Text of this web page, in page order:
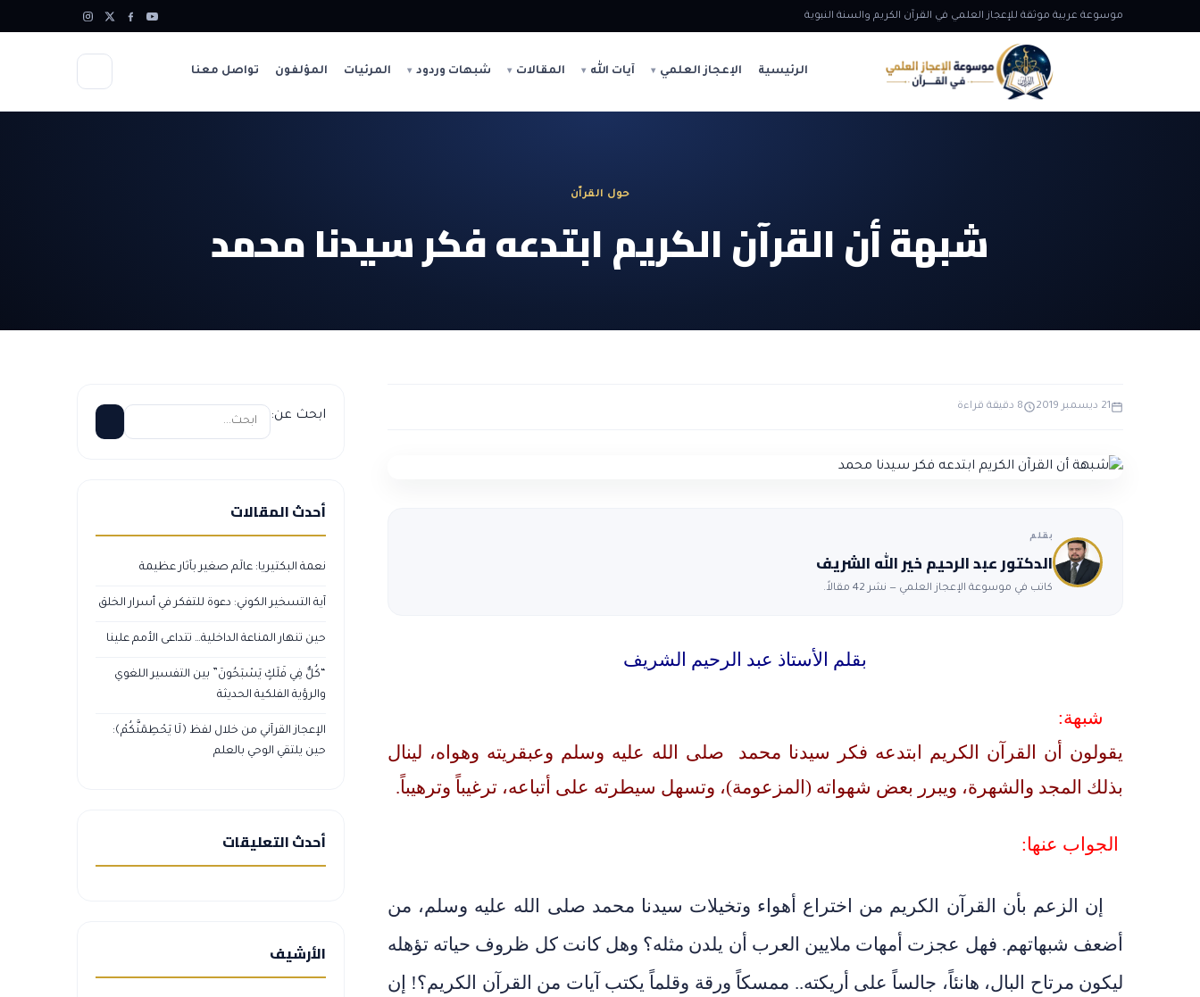
موسوعة عربية موثقة للإعجاز العلمي في القرآن الكريم والسنة النبوية
الرئيسية الإعجاز العلمي آيات الله المقالات شبهات وردود المرئيات المؤلفون تواصل معنا
حول القراّن
شبهة أن القرآن الكريم ابتدعه فكر سيدنا محمد
21 ديسمبر 2019 8 دقيقة قراءة
بقلم
الدكتور عبد الرحيم خير الله الشريف
كاتب في موسوعة الإعجاز العلمي — نشر 42 مقالاً.
بقلم الأستاذ عبد الرحيم الشريف
شبهة:
يقولون أن القرآن الكريم ابتدعه فكر سيدنا محمد
وعبقريته وهواه، لينال
بذلك المجد والشهرة، ويبرر بعض شهواته (المزعومة)، وتسهل سيطرته على أتباعه، ترغيباً وترهيباً.
الجواب عنها:
إن الزعم بأن القرآن الكريم من اختراع أهواء وتخيلات سيدنا محمد صلى الله عليه وسلم، من
أضعف شبهاتهم. فهل عجزت أمهات ملايين العرب أن يلدن مثله؟ وهل كانت كل ظروف حياته تؤهله
ليكون مرتاح البال، هانئاً، جالساً على أريكته.. ممسكاً ورقة وقلماً يكتب آيات من القرآن الكريم؟! إن
ابحث عن:
أحدث المقالات
نعمة البكتيريا: عالَم صغير بآثار عظيمة
آية التسخير الكوني: دعوة للتفكر في أسرار الخلق
حين تنهار المناعة الداخلية… تتداعى الأمم علينا
“كُلٌّ فِي فَلَكٍ يَسْبَحُونَ” بين التفسير اللغوي
والرؤية الفلكية الحديثة
الإعجاز القرآني من خلال لفظ ﴿لَا يَحْطِمَنَّكُمْ﴾:
حين يلتقي الوحي بالعلم
أحدث التعليقات
الأرشيف